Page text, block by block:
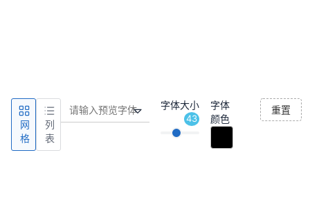
网
格
列
表
字体大小
43
字体
颜色
重置